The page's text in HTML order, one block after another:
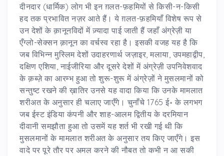
दीनदार (धार्मिक) लोग भी इन ग़लत-फ़हमियों से किसी-न-किसी
हद तक प्रभावित नज़र आते हैं। ये ग़लत-फ़हमियाँ विशेष रूप से
उन देशों के क़ानूनविदों में ज़्यादा पाई जाती हैं जहाँ अंग्रेज़ी या
एँग्लो-सेक्सन क़ानून का वर्चस्व रहा है। इसकी वजह यह है कि
जब विभिन्न मुस्लिम देशों उदाहरणार्थ जज़ाइर, मलाया, उपमहाद्वीप,
दक्षिण एशिया, नाईजीरिया और दूसरे देशों में अंग्रेज़ी उपनिवेशवाद
के क़ब्ज़े का आरम्भ हुआ तो शुरू-शुरू में अंग्रेज़ों ने मुसलमानों को
सन्तुष्ट रखने की ख़ातिर उनसे यह वादा किया कि उनके मामलात
शरीअत के अनुसार ही चलाए जाएँगे। चुनाँचे 1765 ई॰ के लगभग
जब ईस्ट इंडिया कंपनी और शाह-आलम द्वितीय के दरमियान
दीवानी समझौता हुआ तो उसमें यह शर्त भी रखी गई थी कि
मुसलमानों के मामलात शरीअत के अनुसार तय किए जाएँगे। इस
वादे पर पूरे तौर पर अमल करने की नौबत तो कभी न आ सकी